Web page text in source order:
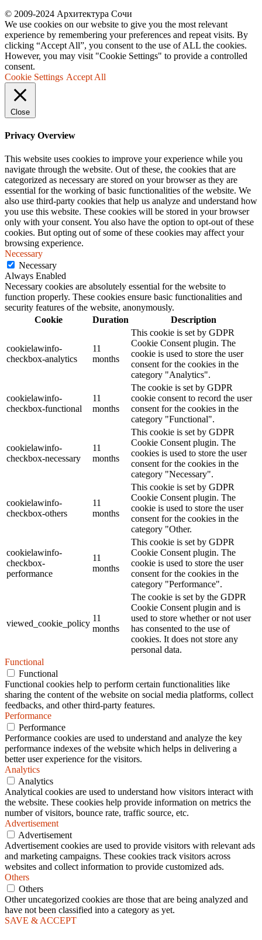
© 2009-2024 Архитектура Сочи
We use cookies on our website to give you the most relevant
experience by remembering your preferences and repeat visits. By
clicking “Accept All”, you consent to the use of ALL the cookies.
However, you may visit "Cookie Settings" to provide a controlled
consent.
Cookie Settings Accept All
Close
Privacy Overview
This website uses cookies to improve your experience while you
navigate through the website. Out of these, the cookies that are
categorized as necessary are stored on your browser as they are
essential for the working of basic functionalities of the website. We
also use third-party cookies that help us analyze and understand how
you use this website. These cookies will be stored in your browser
only with your consent. You also have the option to opt-out of these
cookies. But opting out of some of these cookies may affect your
browsing experience.
Necessary
Necessary
Always Enabled
Necessary cookies are absolutely essential for the website to
function properly. These cookies ensure basic functionalities and
security features of the website, anonymously.
Cookie
Duration Description
cookielawinfo-
checkbox-analytics
11
months
This cookie is set by GDPR
Cookie Consent plugin. The
cookie is used to store the user
consent for the cookies in the
category "Analytics".
cookielawinfo-
checkbox-functional
11
months
The cookie is set by GDPR
cookie consent to record the user
consent for the cookies in the
category "Functional".
cookielawinfo-
checkbox-necessary
11
months
This cookie is set by GDPR
Cookie Consent plugin. The
cookies is used to store the user
consent for the cookies in the
category "Necessary".
cookielawinfo-
checkbox-others
11
months
This cookie is set by GDPR
Cookie Consent plugin. The
cookie is used to store the user
consent for the cookies in the
category "Other.
cookielawinfo-
checkbox-
performance
11
months
This cookie is set by GDPR
Cookie Consent plugin. The
cookie is used to store the user
consent for the cookies in the
category "Performance".
viewed_cookie_policy
11
months
The cookie is set by the GDPR
Cookie Consent plugin and is
used to store whether or not user
has consented to the use of
cookies. It does not store any
personal data.
Functional
Functional
Functional cookies help to perform certain functionalities like
sharing the content of the website on social media platforms, collect
feedbacks, and other third-party features.
Performance
Performance
Performance cookies are used to understand and analyze the key
performance indexes of the website which helps in delivering a
better user experience for the visitors.
Analytics
Analytics
Analytical cookies are used to understand how visitors interact with
the website. These cookies help provide information on metrics the
number of visitors, bounce rate, traffic source, etc.
Advertisement
Advertisement
Advertisement cookies are used to provide visitors with relevant ads
and marketing campaigns. These cookies track visitors across
websites and collect information to provide customized ads.
Others
Others
Other uncategorized cookies are those that are being analyzed and
have not been classified into a category as yet.
SAVE & ACCEPT